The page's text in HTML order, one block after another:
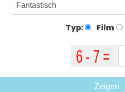
Typ: Film
Zeigen